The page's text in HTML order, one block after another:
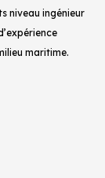
niveau ingénieur
maritime.